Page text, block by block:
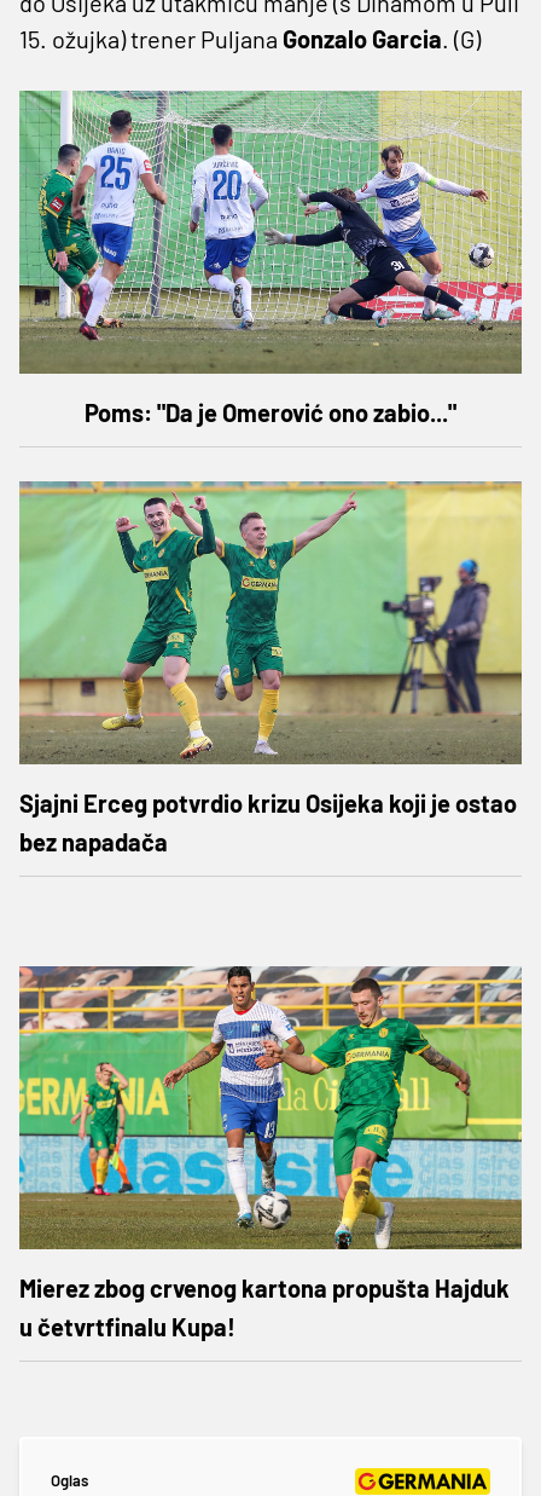
15. ožujka) trener Puljana Gonzalo Garcia. (G)
Poms: "Da je Omerović ono zabio..."
Sjajni Erceg potvrdio krizu Osijeka koji je ostao
bez napadača
Mierez zbog crvenog kartona propušta Hajduk
u četvrtfinalu Kupa!
Oglas